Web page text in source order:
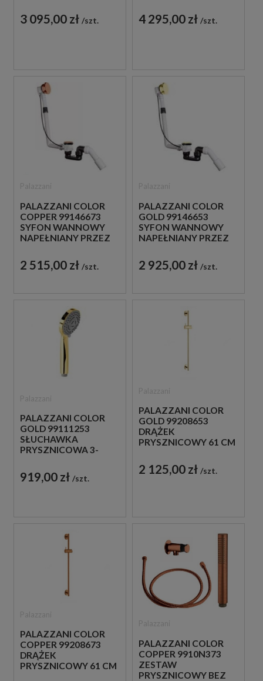
3 095,00 zł szt. 4 295,00 zł szt.
PALAZZANI COLOR
COPPER 99146673
SYFON WANNOWY
NAPEŁNIANY PRZEZ
2 515,00 zł szt.
PALAZZANI COLOR
GOLD 99146653
SYFON WANNOWY
NAPEŁNIANY PRZEZ
2 925,00 zł szt.
PALAZZANI COLOR
GOLD 99111253
SŁUCHAWKA
PRYSZNICOWA 3-
ZŁOTA
919,00 zł szt.
PALAZZANI COLOR
GOLD 99208653
DRĄŻEK
PRYSZNICOWY 61 CM
2 125,00 zł szt.
PALAZZANI COLOR
COPPER 99208673
DRĄŻEK
PRYSZNICOWY 61 CM
PALAZZANI COLOR
COPPER 9910N373
ZESTAW
PRYSZNICOWY BEZ